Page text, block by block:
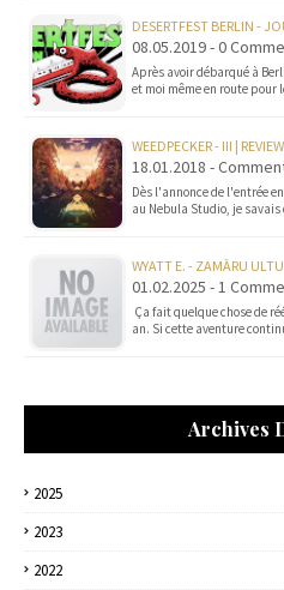
DESERTFEST BERLIN -
08.05.2019 - 0
Après avoir débarqué à
et moi même en route
WEEDPECKER - III | REVIEW
18.01.2018 -
Dès l'annonce de l'entrée
au Nebula Studio, je
WYATT E. - ZAMĀRU
01.02.2025 - 1
Ça fait quelque chose de
an. Si cette aventure
Archives
2025
2023
2022